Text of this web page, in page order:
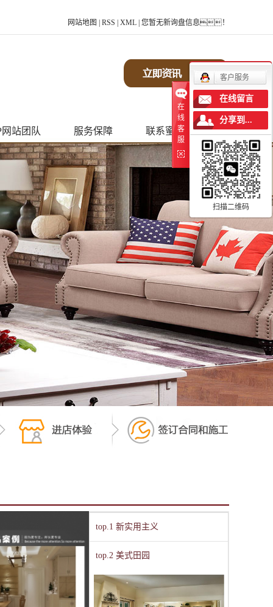
网站地图 RSS XML 您暂无新询盘信息！
站团队
团队
服务保障
服务流程
装修流程
售后质保
联系蜜柚APP网站
top.1 新实用主义
top.2 美式田园
在
线
客
服
客户服务
在线留言
分享到...
扫描二维码